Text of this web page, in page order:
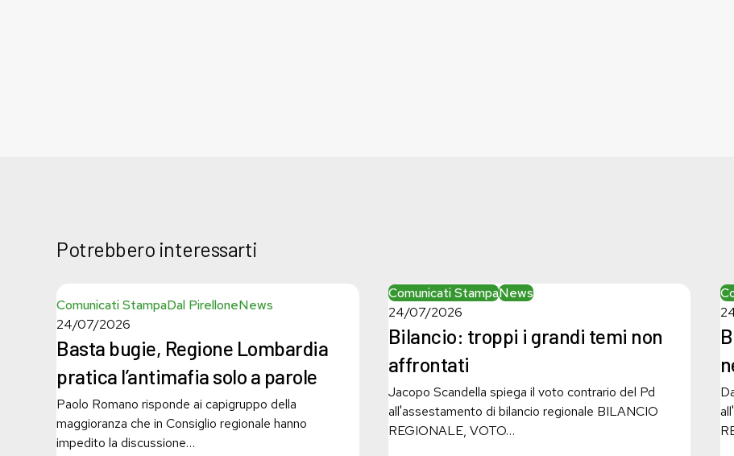
Potrebbero interessarti
Comunicati StampaDal PirelloneNews
bugie,
Regione
Lombardia
pratica
l’antimafia
solo
a
parole
24/07/2026
Basta bugie, Regione Lombardia
pratica l’antimafia solo a parole
Paolo Romano risponde ai capigruppo della
maggioranza che in Consiglio regionale hanno
impedito la discussione…
Comunicati StampaNews
Bilancio:
troppi
grandi
temi
non
affrontati
24/07/2026
Bilancio: troppi i grandi temi non
affrontati
Jacopo Scandella spiega il voto contrario del Pd
all'assestamento di bilancio regionale BILANCIO
REGIONALE, VOTO…
la